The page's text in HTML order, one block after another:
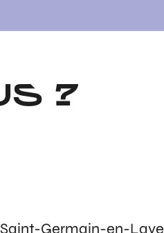
?
Saint-Germain-en-Laye